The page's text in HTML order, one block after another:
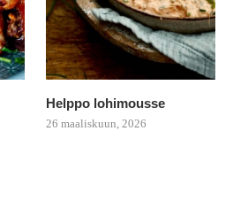
Helppo lohimousse
26 maaliskuun, 2026